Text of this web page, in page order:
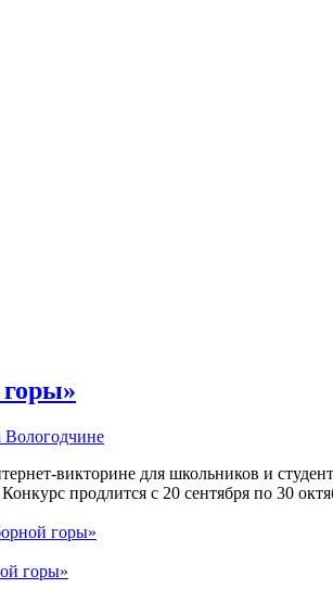
Вологодчине
викторине для школьников и
продлится с 20 сентября по 30
горы»
горы»